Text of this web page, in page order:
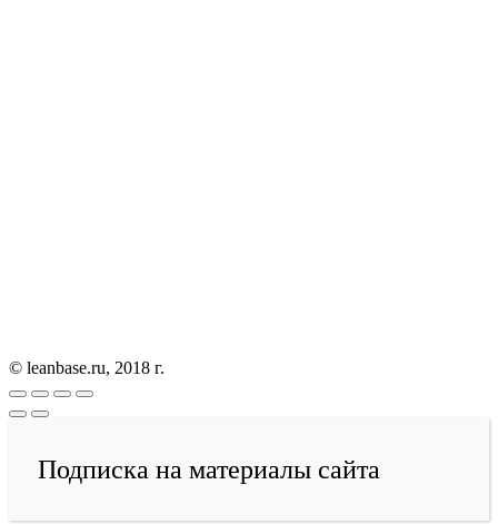
© leanbase.ru, 2018 г.
Подписка на материалы сайта